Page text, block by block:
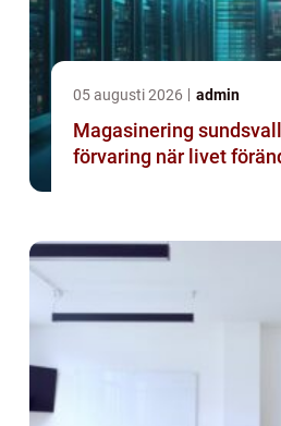
05 augusti 2026 admin
Magasinering sundsvall smart
förvaring när livet